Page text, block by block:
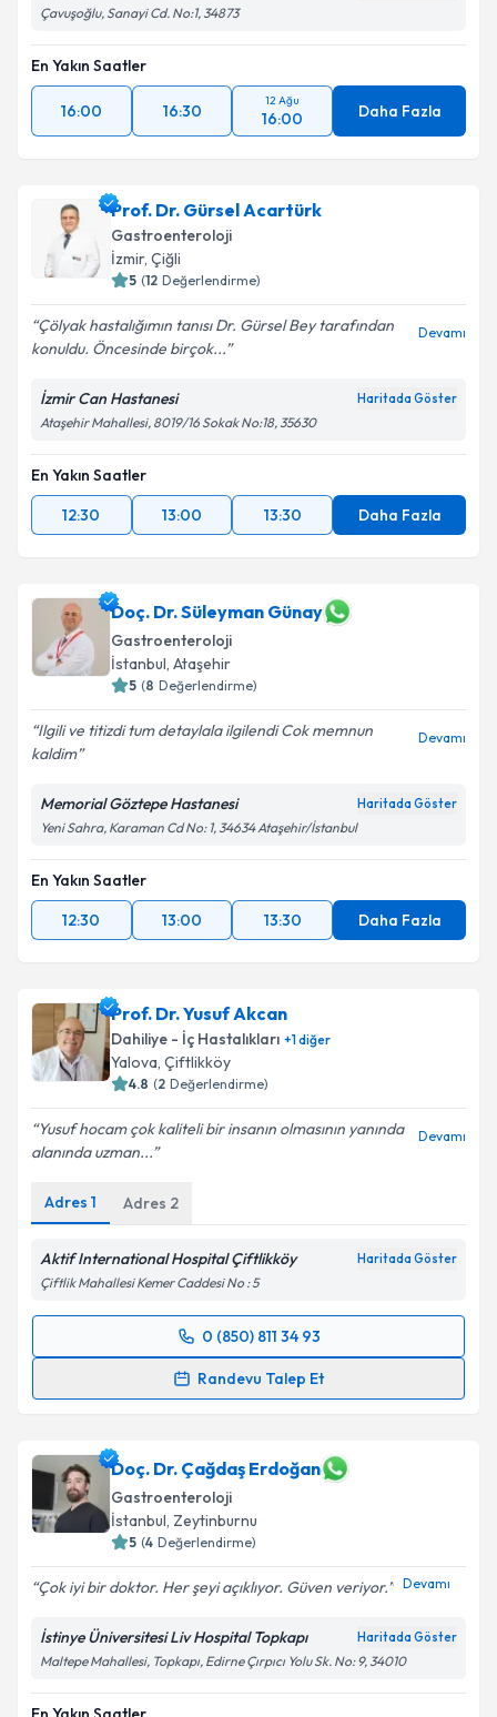
Çavuşoğlu, Sanayi Cd. No:1, 34873
En Yakın Saatler
16:00 16:30
12 Ağu
16:00 Daha Fazla
Prof. Dr. Gürsel Acartürk
Gastroenteroloji
İzmir, Çiğli
5 (12 Değerlendirme)
Çölyak hastalığımın tanısı Dr. Gürsel Bey tarafından
konuldu. Öncesinde birçok...
Devamı
İzmir Can Hastanesi Haritada Göster
Ataşehir Mahallesi, 8019/16 Sokak No:18, 35630
En Yakın Saatler
12:30
13:00 13:30 Daha Fazla
Doç. Dr. Süleyman Günay
Gastroenteroloji
İstanbul, Ataşehir
5 (8 Değerlendirme)
Ilgili ve titizdi tum detaylala ilgilendi Cok memnun
kaldim
Devamı
Memorial Göztepe Hastanesi Haritada Göster
Yeni Sahra, Karaman Cd No: 1, 34634 Ataşehir/İstanbul
En Yakın Saatler
12:30
13:00 13:30 Daha Fazla
Prof. Dr. Yusuf Akcan
Dahiliye - İç Hastalıkları +1diğer
Yalova, Çiftlikköy
4.8 (2 Değerlendirme)
Yusuf hocam çok kaliteli bir insanın olmasının yanında
alanında uzman...
Devamı
Adres 1 Adres 2
Aktif International Hospital Çiftlikköy Haritada Göster
Çiftlik Mahallesi Kemer Caddesi No : 5
0 (850) 811 34 93
Randevu Talep Et
Randevu Takvimi Talebi
takvim hazırlandığında e-posta ile bilgilendireceğiz.
E-posta Adresiniz
Metni'ni okudum ve kişisel verilerimin belirtilen
kapsamda işlenmesini kabul ediyorum.
Doç. Dr. Çağdaş Erdoğan
Gastroenteroloji
İstanbul, Zeytinburnu
5 (4 Değerlendirme)
Çok iyi bir doktor. Her şeyi açıklıyor. Güven veriyor. Devamı
İstinye Üniversitesi Liv Hospital Topkapı Haritada Göster
Maltepe Mahallesi, Topkapı, Edirne Çırpıcı Yolu Sk. No: 9, 34010